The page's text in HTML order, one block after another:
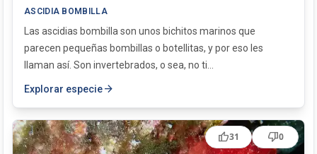
ASCIDIA BOMBILLA
Las ascidias bombilla son unos bichitos marinos que
parecen pequeñas bombillas o botellitas, y por eso les
llaman así. Son invertebrados, o sea, no ti...
Explorar especiearrow_forward
thumb_up31 thumb_down0